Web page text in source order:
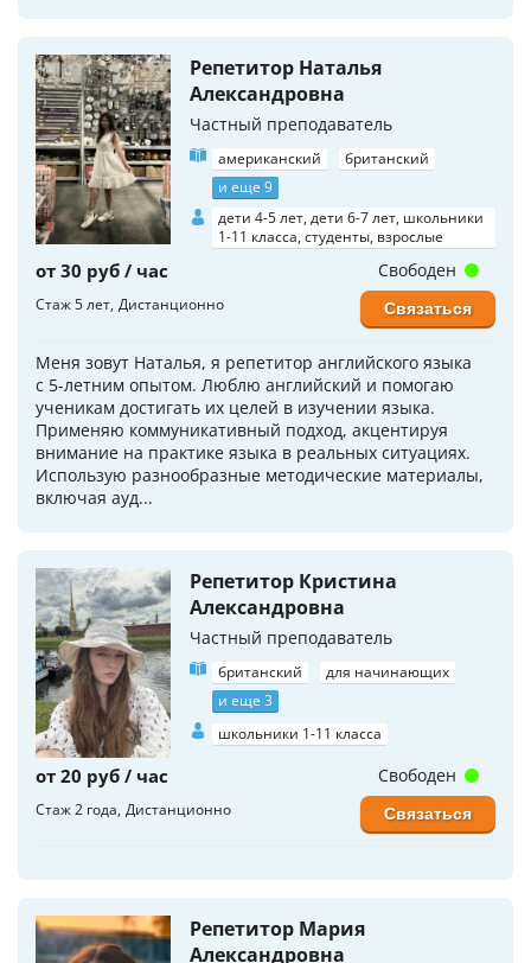
Репетитор Наталья
Александровна
Частный преподаватель
американский
британский
и еще 9
дети 4-5 лет, дети 6-7 лет, школьники
1-11 класса, студенты, взрослые
от 30 руб / час
Стаж 5 лет Дистанционно
Меня зовут Наталья, я репетитор английского языка
с 5-летним опытом. Люблю английский и помогаю
ученикам достигать их целей в изучении языка.
Применяю коммуникативный подход, акцентируя
внимание на практике языка в реальных ситуациях.
Использую разнообразные методические материалы,
включая ауд...
Свободен
Связаться
Репетитор Кристина
Александровна
Частный преподаватель
британский
для начинающих
и еще 3
школьники 1-11 класса
от 20 руб / час
Стаж 2 года Дистанционно
Свободен
Связаться
Репетитор Мария
Александровна